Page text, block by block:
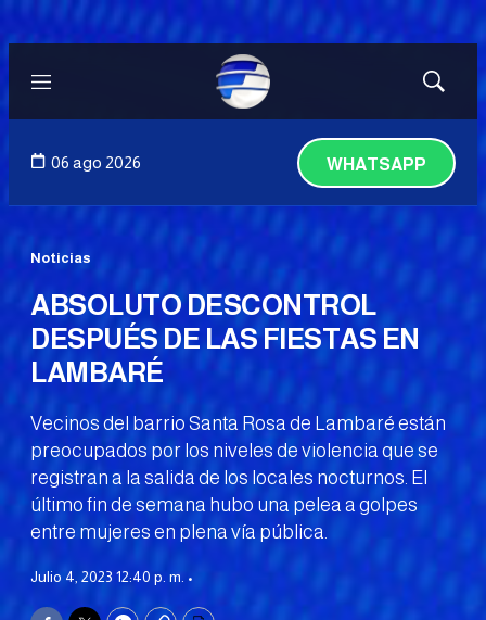
Menú
Mostrar
06 ago 2026 WHATSAPP
Noticias
ABSOLUTO DESCONTROL
DESPUÉS DE LAS FIESTAS EN
LAMBARÉ
Vecinos del barrio Santa Rosa de Lambaré están
preocupados por los niveles de violencia que se
registran a la salida de los locales nocturnos. El
último fin de semana hubo una pelea a golpes
entre mujeres en plena vía pública.
Julio 4, 2023 12:40 p. m. •